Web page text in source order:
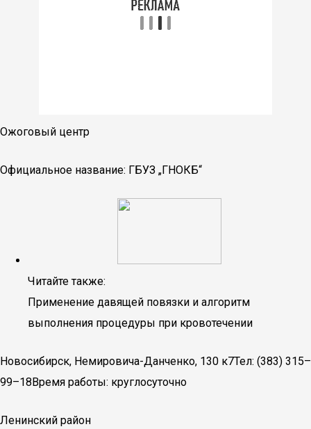
Ожоговый центр
Официальное название: ГБУЗ „ГНОКБ“
Читайте также:
Применение давящей повязки и алгоритм
выполнения процедуры при кровотечении
Новосибирск, Немировича-Данченко, 130 к7Тел: (383) 315–
99–18Время работы: круглосуточно
Ленинский район